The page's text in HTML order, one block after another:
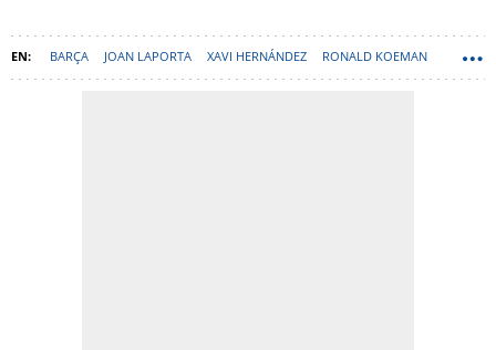
BARÇA JOAN LAPORTA XAVI HERNÁNDEZ RONALD KOEMAN